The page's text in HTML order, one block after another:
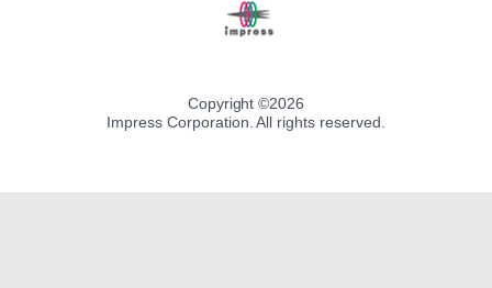
Copyright ©2026
Impress Corporation. All rights reserved.